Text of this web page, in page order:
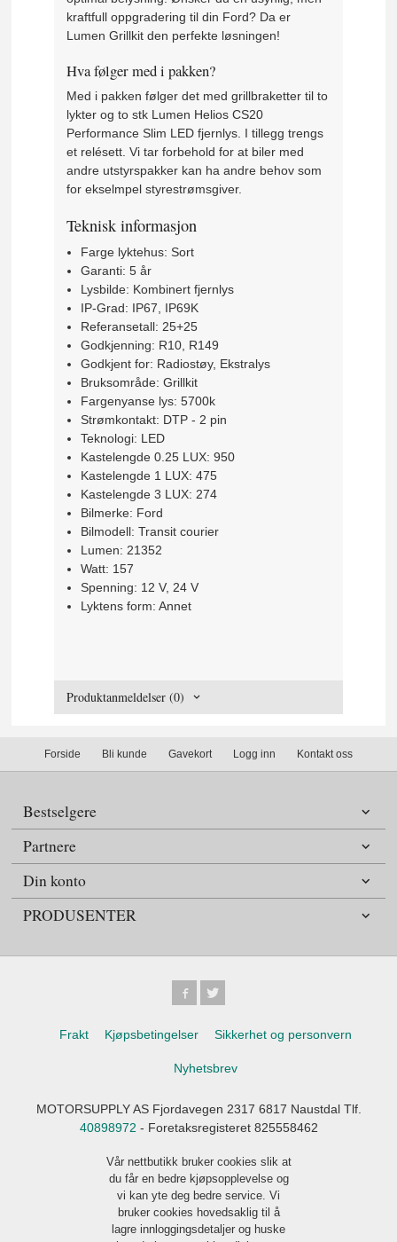
kraftfull oppgradering til din Ford? Da er
Lumen Grillkit den perfekte løsningen!
Hva følger med i pakken?
Med i pakken følger det med grillbraketter til to
lykter og to stk Lumen Helios CS20
Performance Slim LED fjernlys. I tillegg trengs
et relésett. Vi tar forbehold for at biler med
andre utstyrspakker kan ha andre behov som
for ekselmpel styrestrømsgiver.
Teknisk informasjon
Farge lyktehus: Sort
Garanti: 5 år
Lysbilde: Kombinert fjernlys
IP-Grad: IP67, IP69K
Referansetall: 25+25
Godkjenning: R10, R149
Godkjent for: Radiostøy, Ekstralys
Bruksområde: Grillkit
Fargenyanse lys: 5700k
Strømkontakt: DTP - 2 pin
Teknologi: LED
Kastelengde 0.25 LUX: 950
Kastelengde 1 LUX: 475
Kastelengde 3 LUX: 274
Bilmerke: Ford
Bilmodell: Transit courier
Lumen: 21352
Watt: 157
Spenning: 12 V, 24 V
Lyktens form: Annet
Produktanmeldelser (0)
Forside Bli kunde Gavekort Logg inn Kontakt oss
Bestselgere
Partnere
Din konto
PRODUSENTER
Frakt Kjøpsbetingelser Sikkerhet og personvern
Nyhetsbrev
MOTORSUPPLY AS Fjordavegen 2317 6817 Naustdal Tlf.
40898972 - Foretaksregisteret 825558462
Vår nettbutikk bruker cookies slik at
du får en bedre kjøpsopplevelse og
vi kan yte deg bedre service. Vi
bruker cookies hovedsaklig til å
lagre innloggingsdetaljer og huske